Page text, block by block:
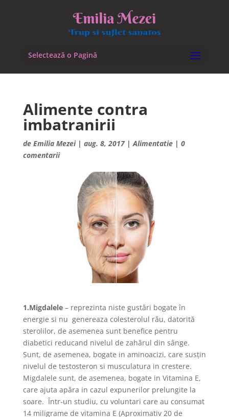
Selectează o Pagină
Alimente contra
imbatranirii
de Emilia Mezei| aug. 8, 2017|Alimentatie| 0
comentarii
1.Migdalele– reprezinta niste gustări bogate în
energie si nu genereaza colesterolul rău, datorită
sterolilor, de asemenea sunt benefice pentru
diabetici reducand nivelul de zahărul din sânge.
Sunt, de asemenea, bogate in aminoacizi, care susţin
nivelul de testosteron si musculatura in crestere.
Migdalele sunt, de asemenea, bogate in Vitamina E,
care ajuta apăra in cazul expunerilor prelungite la
soare. Într-un studiu, cu voluntari care au consumat
14 miligrame de vitamina E (Aproximativ 20 de